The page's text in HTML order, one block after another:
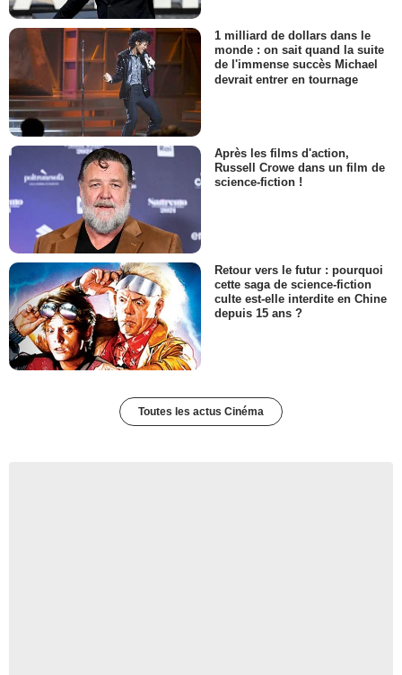
1 milliard de dollars dans le
monde : on sait quand la suite
de l'immense succès Michael
devrait entrer en tournage
Après les films d'action,
Russell Crowe dans un film de
science-fiction !
Retour vers le futur : pourquoi
cette saga de science-fiction
culte est-elle interdite en Chine
depuis 15 ans ?
Toutes les actus Cinéma